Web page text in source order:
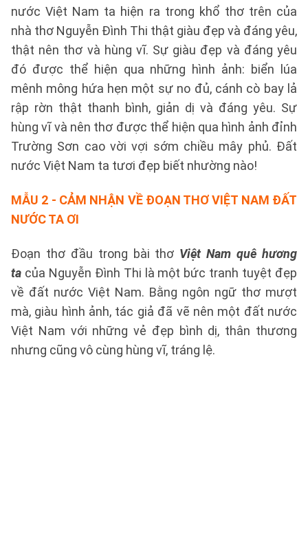
nước Việt Nam ta hiện ra trong khổ thơ trên của
nhà thơ Nguyễn Đình Thi thật giàu đẹp và đáng yêu,
thật nên thơ và hùng vĩ. Sự giàu đẹp và đáng yêu
đó được thể hiện qua những hình ảnh: biển lúa
mênh mông hứa hẹn một sự no đủ, cánh cò bay lả
rập rờn thật thanh bình, giản dị và đáng yêu. Sự
hùng vĩ và nên thơ được thể hiện qua hình ảnh đỉnh
Trường Sơn cao vời vợi sớm chiều mây phủ. Đất
nước Việt Nam ta tươi đẹp biết nhường nào!
MẪU 2 - CẢM NHẬN VỀ ĐOẠN THƠ VIỆT NAM ĐẤT
NƯỚC TA ƠI
Đoạn thơ đầu trong bài thơ Việt Nam quê hương
ta của Nguyễn Đình Thi là một bức tranh tuyệt đẹp
về đất nước Việt Nam. Bằng ngôn ngữ thơ mượt
mà, giàu hình ảnh, tác giả đã vẽ nên một đất nước
Việt Nam với những vẻ đẹp bình dị, thân thương
nhưng cũng vô cùng hùng vĩ, tráng lệ.